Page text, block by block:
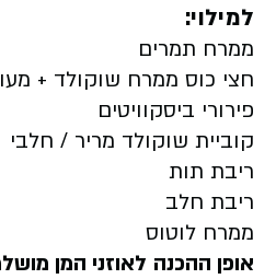
למילוי:
ממרח תמרים
חצי כוס ממרח שוקולד +
פירורי ביסקוויטים
קוביית שוקולד מריר / חלבי
ריבת תות
ריבת חלב
ממרח לוטוס
אופן ההכנה לאוזני המן